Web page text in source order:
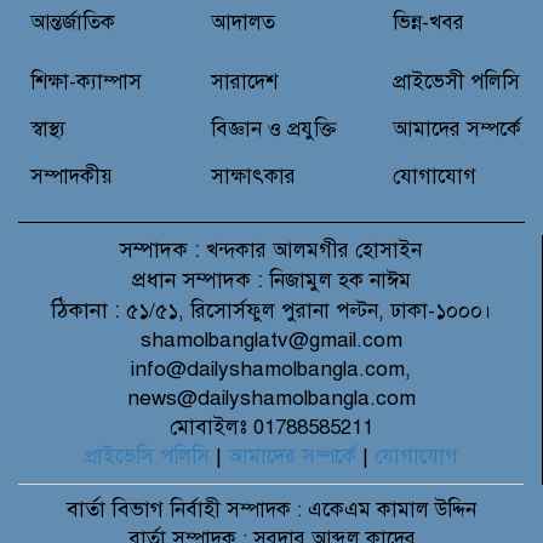
প্রান্তিক শহরে উন্নত আল্ট্রাসাউন্ড প্রযুক্তি
নিয়ে উইপ্রো জিই হেলথকেয়ারের
আন্তর্জাতিক
আদালত
ভিন্ন-খবর
শিক্ষা-ক্যাম্পাস
স্বাস্থ্য
সম্পাদকীয়
সারাদেশ
বিজ্ঞান ও প্রযুক্তি
সাক্ষাৎকার
প্রাইভেসী পলিসি
আমাদের সম্পর্কে
যোগাযোগ
সম্পাদক : খন্দকার আলমগীর হোসাইন
প্রধান সম্পাদক : নিজামুল হক নাঈম
ঠিকানা : ৫১/৫১, রিসোর্সফুল পুরানা পল্টন, ঢাকা-১০০০।
shamolbanglatv@gmail.com
info@dailyshamolbangla.com,
news@dailyshamolbangla.com
মোবাইলঃ 01788585211
প্রাইভেসি পলিসি | আমাদের সম্পর্কে | যোগাযোগ
বার্তা বিভাগনির্বাহী সম্পাদক : একেএম কামাল উদ্দিন